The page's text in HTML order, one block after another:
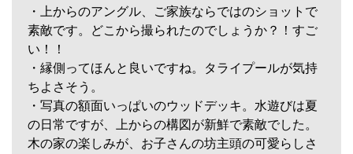
・上からのアングル、ご家族ならではのショットで
素敵です。どこから撮られたのでしょうか？！すご
い！！
・縁側ってほんと良いですね。タライプールが気持
ちよさそう。
・写真の額面いっぱいのウッドデッキ。水遊びは夏
の日常ですが、上からの構図が新鮮で素敵でした。
木の家の楽しみが、お子さんの坊主頭の可愛らしさ